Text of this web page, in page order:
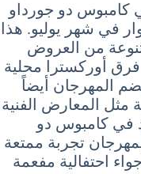
كامبوس دو جورداو
في شهر يوليو. هذا
من العروض
فرق أوركسترا محلية
المهرجان أيضاً
مثل المعارض الفنية
في كامبوس دو
تجربة ممتعة
احتفالية مفعمة